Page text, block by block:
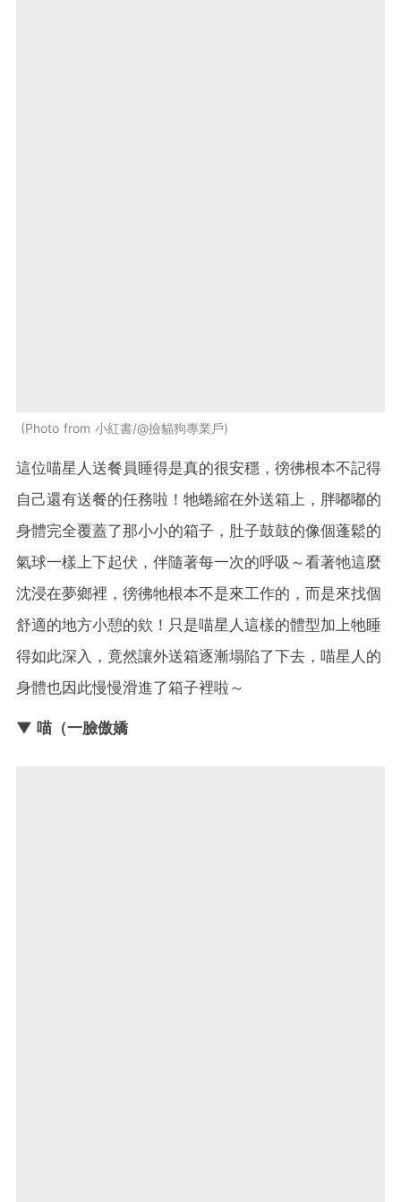
Photo from 小紅書/@撿貓狗專業戶
這位喵星人送餐員睡得是真的很安穩，徬彿根本不記得
自己還有送餐的任務啦！牠蜷縮在外送箱上，胖嘟嘟的
身體完全覆蓋了那小小的箱子，肚子鼓鼓的像個蓬鬆的
氣球一樣上下起伏，伴隨著每一次的呼吸～看著牠這麼
沈浸在夢鄉裡，徬彿牠根本不是來工作的，而是來找個
舒適的地方小憩的欸！只是喵星人這樣的體型加上牠睡
得如此深入，竟然讓外送箱逐漸塌陷了下去，喵星人的
身體也因此慢慢滑進了箱子裡啦～
▼ 喵（一臉傲嬌